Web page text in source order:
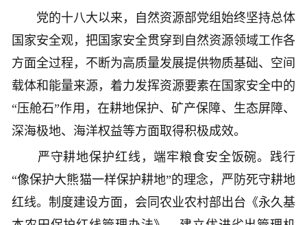
党的十八大以来，自然资源部党组始终坚持总体
国家安全观，把国家安全贯穿到自然资源领域工作各
方面全过程，不断为高质量发展提供物质基础、空间
载体和能量来源，着力发挥资源要素在国家安全中的
“压舱石”作用，在耕地保护、矿产保障、生态屏障、
深海极地、海洋权益等方面取得积极成效。
严守耕地保护红线，端牢粮食安全饭碗。践行
“像保护大熊猫一样保护耕地”的理念，严防死守耕地
红线。制度建设方面，会同农业农村部出台《永久基